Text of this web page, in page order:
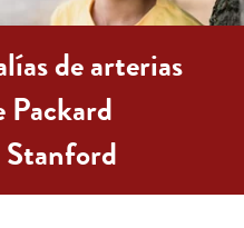
de arterias
Packard
Stanford